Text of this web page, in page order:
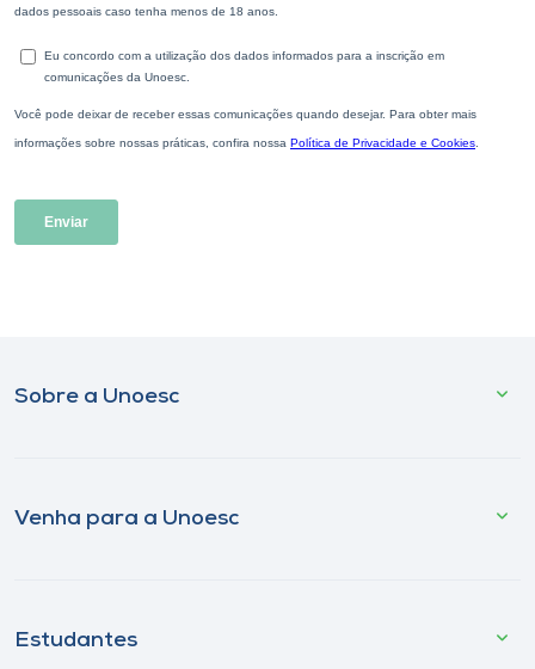
Sobre a Unoesc
Venha para a Unoesc
Estudantes